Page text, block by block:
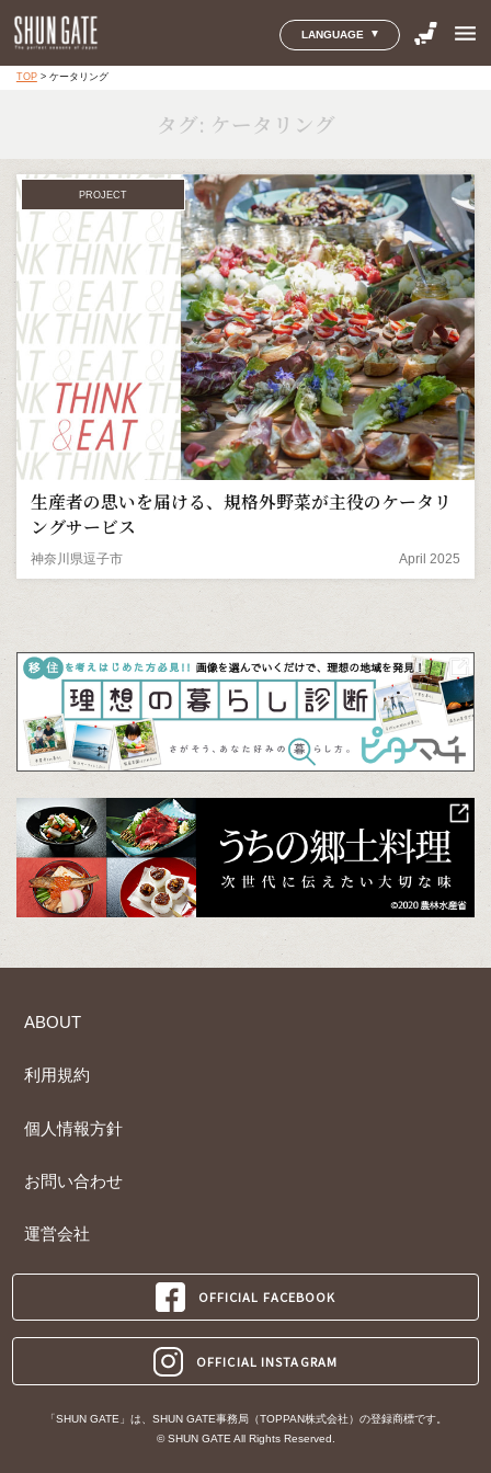
LANGUAGE menu
TOP> ケータリング
タグ: ケータリング
PROJECT
生産者の思いを届ける、規格外野菜が主役のケータリ
ングサービス
神奈川県逗子市 April 2025
ABOUT
利用規約
個人情報方針
お問い合わせ
運営会社
OFFICIAL FACEBOOK
OFFICIAL INSTAGRAM
「SHUN GATE」は、SHUN GATE事務局（TOPPAN株式会社）の登録商標です。
© SHUN GATE All Rights Reserved.